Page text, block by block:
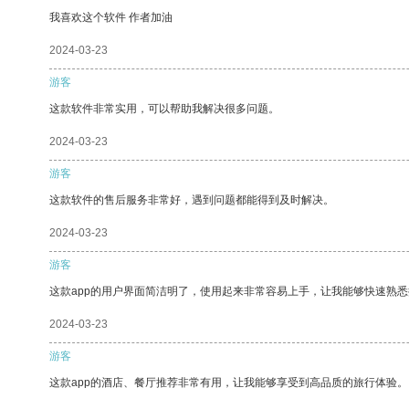
我喜欢这个软件 作者加油
2024-03-23
游客
这款软件非常实用，可以帮助我解决很多问题。
2024-03-23
游客
这款软件的售后服务非常好，遇到问题都能得到及时解决。
2024-03-23
游客
这款app的用户界面简洁明了，使用起来非常容易上手，让我能够快速熟
2024-03-23
游客
这款app的酒店、餐厅推荐非常有用，让我能够享受到高品质的旅行体验。